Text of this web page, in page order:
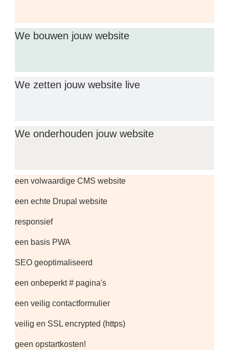
We bouwen jouw website
We zetten jouw website live
We onderhouden jouw website
een volwaardige CMS website
een echte Drupal website
responsief
een basis PWA
SEO geoptimaliseerd
een onbeperkt # pagina's
een veilig contactformulier
veilig en SSL encrypted (https)
geen opstartkosten!